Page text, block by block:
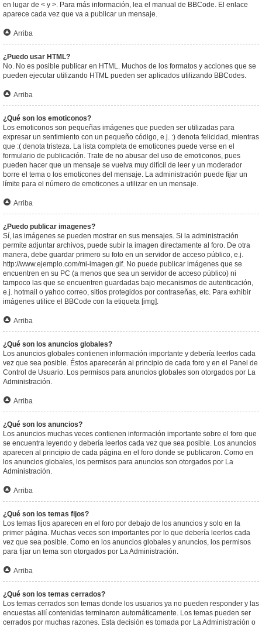
en lugar de < y >. Para más información, lea el manual de BBCode. El enlace
aparece cada vez que va a publicar un mensaje.
Arriba
¿Puedo usar HTML?
No. No es posible publicar en HTML. Muchos de los formatos y acciones que se
pueden ejecutar utilizando HTML pueden ser aplicados utilizando BBCodes.
Arriba
¿Qué son los emoticonos?
Los emoticonos son pequeñas imágenes que pueden ser utilizadas para
expresar un sentimiento con un pequeño código, e.j. :) denota felicidad, mientras
que :( denota tristeza. La lista completa de emoticones puede verse en el
formulario de publicación. Trate de no abusar del uso de emoticonos, pues
pueden hacer que un mensaje se vuelva muy difícil de leer y un moderador
borre el tema o los emoticones del mensaje. La administración puede fijar un
límite para el número de emoticones a utilizar en un mensaje.
Arriba
¿Puedo publicar imagenes?
Sí, las imágenes se pueden mostrar en sus mensajes. Si la administración
permite adjuntar archivos, puede subir la imagen directamente al foro. De otra
manera, debe guardar primero su foto en un servidor de acceso público, e.j.
http://www.ejemplo.com/mi-imagen.gif. No puede publicar imágenes que se
encuentren en su PC (a menos que sea un servidor de acceso público) ni
tampoco las que se encuentren guardadas bajo mecanismos de autenticación,
e.j. hotmail o yahoo correo, sitios protegidos por contraseñas, etc. Para exhibir
imágenes utilice el BBCode con la etiqueta [img].
Arriba
¿Qué son los anuncios globales?
Los anuncios globales contienen información importante y debería leerlos cada
vez que sea posible. Éstos aparecerán al principio de cada foro y en el Panel de
Control de Usuario. Los permisos para anuncios globales son otorgados por La
Administración.
Arriba
¿Qué son los anuncios?
Los anuncios muchas veces contienen información importante sobre el foro que
se encuentra leyendo y debería leerlos cada vez que sea posible. Los anuncios
aparecen al principio de cada página en el foro donde se publicaron. Como en
los anuncios globales, los permisos para anuncios son otorgados por La
Administración.
Arriba
¿Qué son los temas fijos?
Los temas fijos aparecen en el foro por debajo de los anuncios y solo en la
primer página. Muchas veces son importantes por lo que debería leerlos cada
vez que sea posible. Como en los anuncios globales y anuncios, los permisos
para fijar un tema son otorgados por La Administración.
Arriba
¿Qué son los temas cerrados?
Los temas cerrados son temas donde los usuarios ya no pueden responder y las
encuestas allí contenidas terminaron automáticamente. Los temas pueden ser
cerrados por muchas razones. Esta decisión es tomada por La Administración o